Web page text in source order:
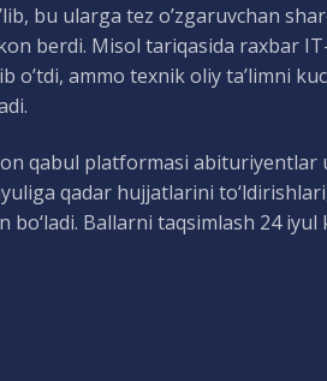
bu ularga tez o’zgaruvchan
berdi. Misol tariqasida raxbar
ammo texnik oliy ta’limni
qabul platformasi abituriyentlar
qadar hujjatlarini
Ballarni taqsimlash 24